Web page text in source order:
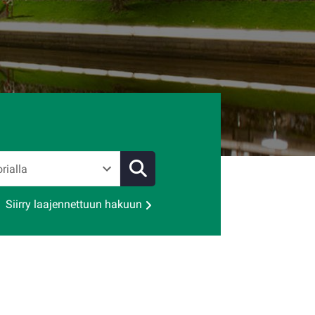
Siirry laajennettuun hakuun